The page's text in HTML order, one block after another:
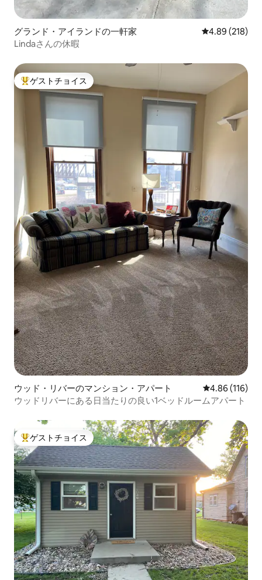
グランド・アイランドの一軒家 レビュー218
4.89 (218)
Lindaさんの休暇
大好評のゲストチョイスです。
ゲストチョイス
ウッド・リバーのマンション・アパート レビュー116
4.86 (116)
ウッドリバーにある日当たりの良い1ベッドルームアパート
大好評のゲストチョイスです。
ゲストチョイス